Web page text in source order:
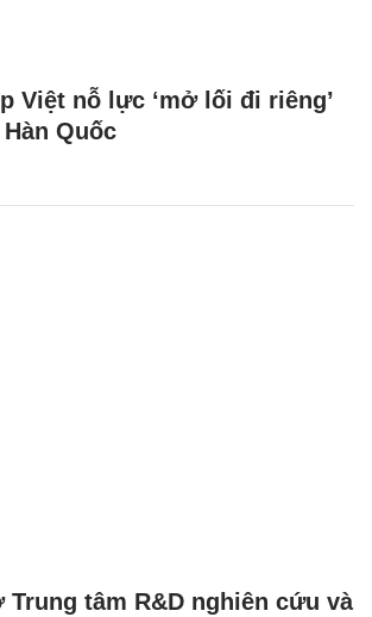
Việt nỗ lực ‘mở lối đi riêng’
Quốc
Trung tâm R&D nghiên cứu và